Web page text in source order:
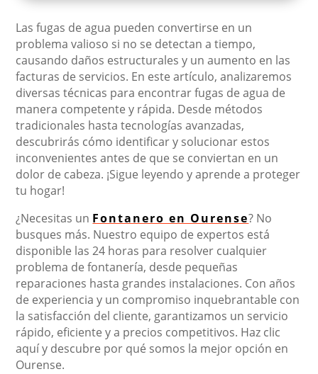
Las fugas de agua pueden convertirse en un
problema valioso si no se detectan a tiempo,
causando daños estructurales y un aumento en las
facturas de servicios. En este artículo, analizaremos
diversas técnicas para encontrar fugas de agua de
manera competente y rápida. Desde métodos
tradicionales hasta tecnologías avanzadas,
descubrirás cómo identificar y solucionar estos
inconvenientes antes de que se conviertan en un
dolor de cabeza. ¡Sigue leyendo y aprende a proteger
tu hogar!
¿Necesitas un Fontanero en Ourense? No
busques más. Nuestro equipo de expertos está
disponible las 24 horas para resolver cualquier
problema de fontanería, desde pequeñas
reparaciones hasta grandes instalaciones. Con años
de experiencia y un compromiso inquebrantable con
la satisfacción del cliente, garantizamos un servicio
rápido, eficiente y a precios competitivos. Haz clic
aquí y descubre por qué somos la mejor opción en
Ourense.